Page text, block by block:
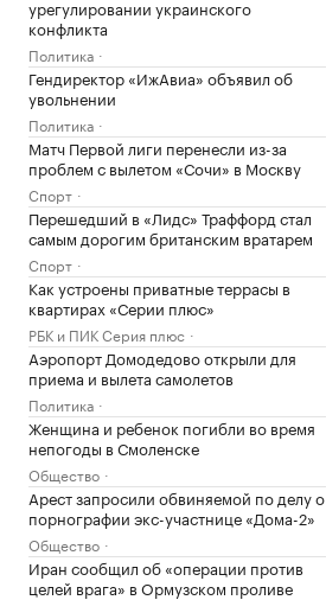
урегулировании украинского
конфликта
Политика
Гендиректор «ИжАвиа» объявил об
увольнении
Политика
Матч Первой лиги перенесли из-за
проблем с вылетом «Сочи» в Москву
Спорт
Перешедший в «Лидс» Траффорд стал
самым дорогим британским вратарем
Спорт
Как устроены приватные террасы в
квартирах «Серии плюс»
РБК и ПИК Серия плюс
Аэропорт Домодедово открыли для
приема и вылета самолетов
Политика
Женщина и ребенок погибли во время
непогоды в Смоленске
Общество
Арест запросили обвиняемой по делу о
порнографии экс-участнице «Дома-2»
Общество
Иран сообщил об «операции против
целей врага» в Ормузском проливе